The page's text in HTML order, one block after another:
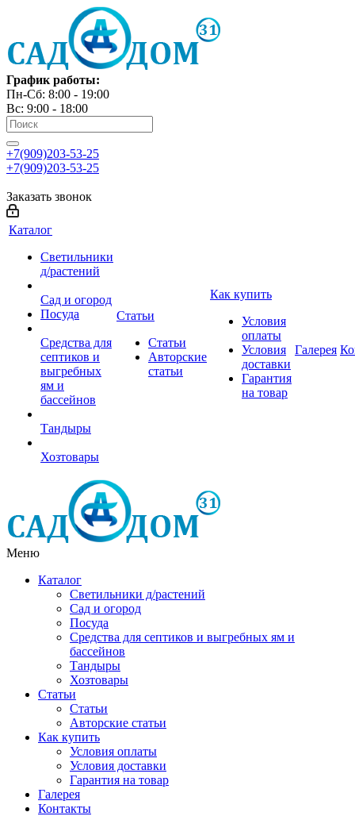
График работы:
Пн-Сб: 8:00 - 19:00
Вс: 9:00 - 18:00
+7(909)203-53-25
+7(909)203-53-25
Заказать звонок
Каталог
Светильники
д/растений
Сад и огород
Посуда
Средства для
септиков и
выгребных
ям и
бассейнов
Тандыры
Хозтовары
Статьи
Статьи
Авторские
статьи
Как купить
Условия
оплаты
Условия
доставки
Гарантия
на товар
Галерея
Меню
Каталог
Светильники д/растений
Сад и огород
Посуда
Средства для септиков и выгребных ям и
бассейнов
Тандыры
Хозтовары
Статьи
Статьи
Авторские статьи
Как купить
Условия оплаты
Условия доставки
Гарантия на товар
Галерея
Контакты